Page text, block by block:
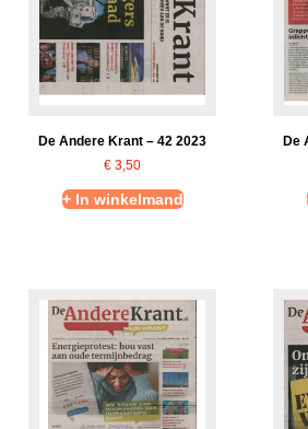
De Andere Krant – 42 2023
€ 3,50
+ In winkelmand
De